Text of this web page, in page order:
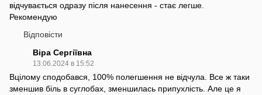
відчувається одразу після нанесення - стає легше.
Рекомендую
Відповісти
Віра Сергіївна
13.06.2024 в 15:52
Вцілому сподобався, 100% полегшення не відчула. Все ж таки
зменшив біль в суглобах, зменшилась припухлість. Але це я